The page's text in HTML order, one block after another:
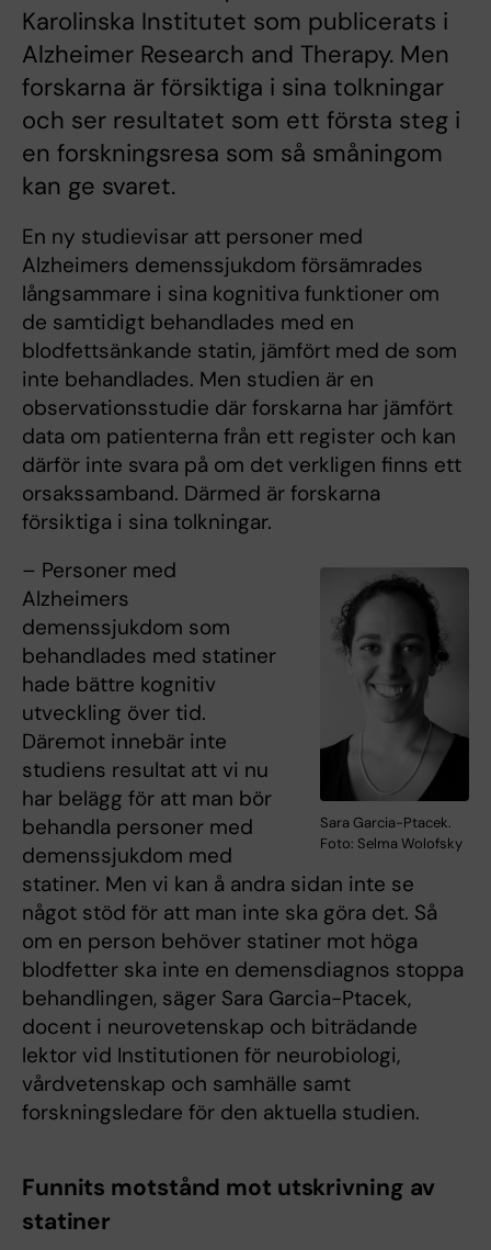
Karolinska Institutet som publicerats i
Alzheimer Research and Therapy. Men
forskarna är försiktiga i sina tolkningar
och ser resultatet som ett första steg i
en forskningsresa som så småningom
kan ge svaret.
En ny studievisar att personer med
Alzheimers demenssjukdom försämrades
långsammare i sina kognitiva funktioner om
de samtidigt behandlades med en
blodfettsänkande statin, jämfört med de som
inte behandlades. Men studien är en
observationsstudie där forskarna har jämfört
data om patienterna från ett register och kan
därför inte svara på om det verkligen finns ett
orsakssamband. Därmed är forskarna
försiktiga i sina tolkningar.
Sara Garcia-Ptacek.
Foto: Selma Wolofsky
– Personer med
Alzheimers
demenssjukdom som
behandlades med statiner
hade bättre kognitiv
utveckling över tid.
Däremot innebär inte
studiens resultat att vi nu
har belägg för att man bör
behandla personer med
demenssjukdom med
statiner. Men vi kan å andra sidan inte se
något stöd för att man inte ska göra det. Så
om en person behöver statiner mot höga
blodfetter ska inte en demensdiagnos stoppa
behandlingen, säger Sara Garcia-Ptacek,
docent i neurovetenskap och biträdande
lektor vid Institutionen för neurobiologi,
vårdvetenskap och samhälle samt
forskningsledare för den aktuella studien.
Funnits motstånd mot utskrivning av
statiner